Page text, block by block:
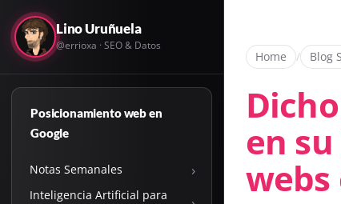
Lino Uruñuela
@errioxa · SEO & Datos
Posicionamiento web en
Google
Notas Semanales ›
Inteligencia Artificial para
Home / Blog
en
webs